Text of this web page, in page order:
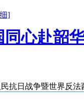
]
同心赴韶
抗日战争暨世界反